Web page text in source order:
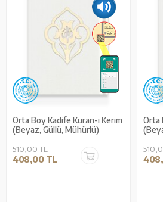
Orta Boy Kadife Kuran-ı Kerim
(Beyaz, Güllü, Mühürlü)
510,00 TL
408,00 TL
Orta